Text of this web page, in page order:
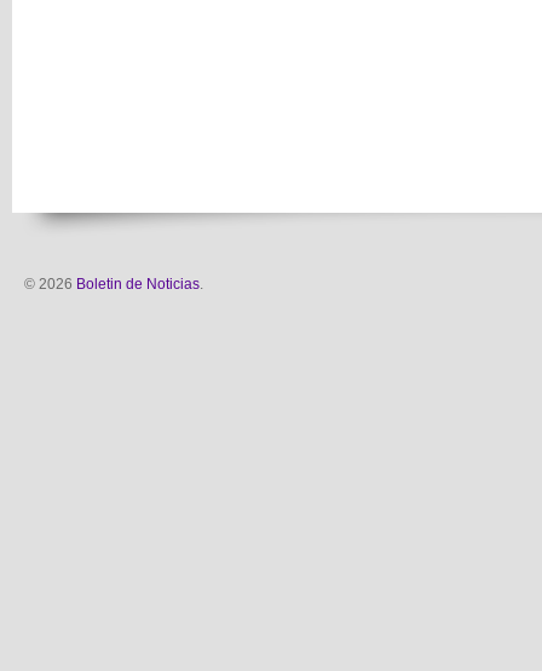
© 2026 Boletin de Noticias.